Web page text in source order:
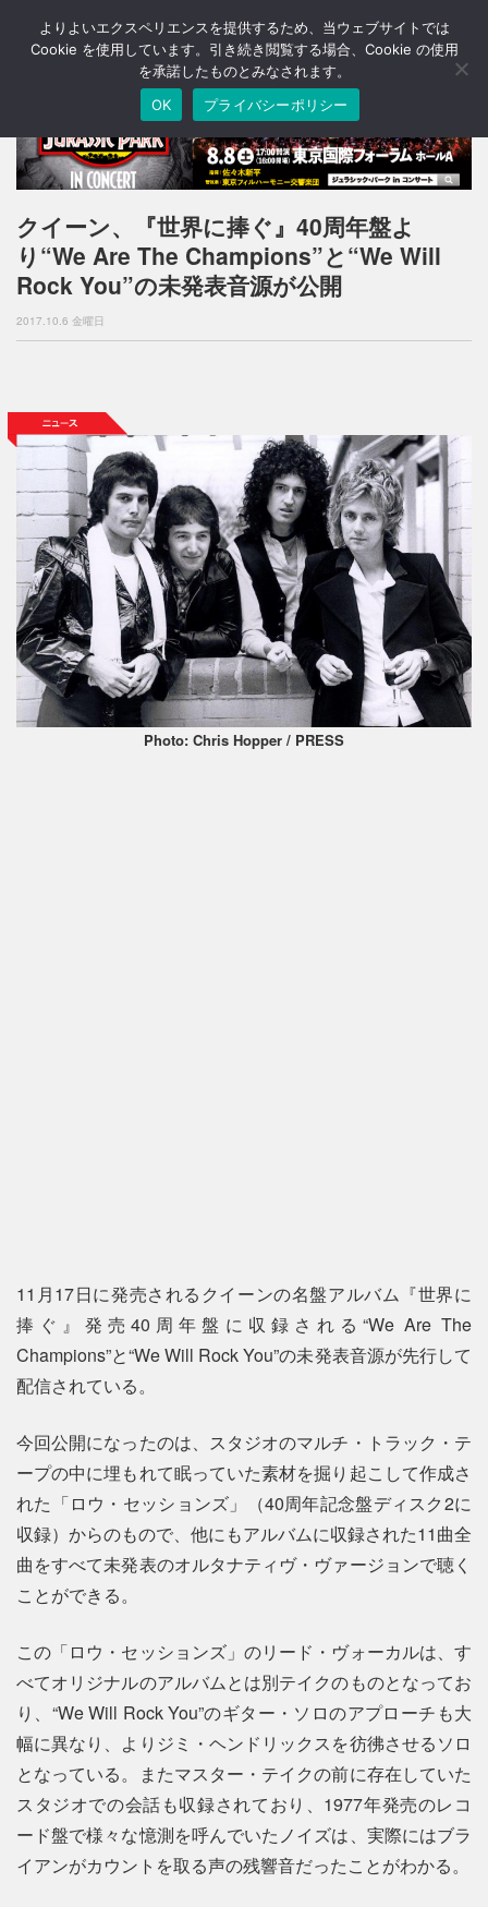
T
o
n
a
v
n
クイーン、『世界に捧ぐ』40周年盤よ
り“We Are The Champions”と“We Will
Rock You”の未発表音源が公開
2017.10.6 金曜日
Photo: Chris Hopper / PRESS
11月17日に発売されるクイーンの名盤アルバム『世界に
捧ぐ』発売40周年盤に収録される“We Are The
Champions”と“We Will Rock You”の未発表音源が先行して
配信されている。
今回公開になったのは、スタジオのマルチ・トラック・テ
ープの中に埋もれて眠っていた素材を掘り起こして作成さ
れた「ロウ・セッションズ」（40周年記念盤ディスク2に
収録）からのもので、他にもアルバムに収録された11曲全
曲をすべて未発表のオルタナティヴ・ヴァージョンで聴く
ことができる。
この「ロウ・セッションズ」のリード・ヴォーカルは、す
べてオリジナルのアルバムとは別テイクのものとなってお
り、“We Will Rock You”のギター・ソロのアプローチも大
幅に異なり、よりジミ・ヘンドリックスを彷彿させるソロ
となっている。またマスター・テイクの前に存在していた
スタジオでの会話も収録されており、1977年発売のレコ
ード盤で様々な憶測を呼んでいたノイズは、実際にはブラ
イアンがカウントを取る声の残響音だったことがわかる。
よりよいエクスペリエンスを提供するため、当ウェブサイトでは
Cookie を使用しています。引き続き閲覧する場合、Cookie の使用
を承諾したものとみなされます。
OK
プライバシーポリシー